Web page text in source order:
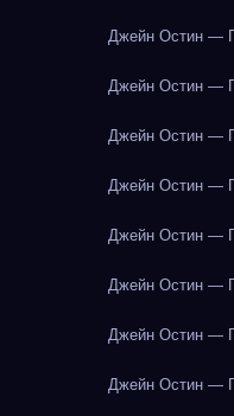
Джейн Остин —
Джейн Остин —
Джейн Остин —
Джейн Остин —
Джейн Остин —
Джейн Остин —
Джейн Остин —
Джейн Остин —